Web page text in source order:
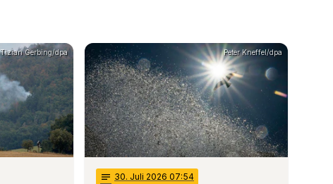
Tizian Gerbing/dpa Peter Kneffel/dpa
notes 30. Juli 2026 07:54